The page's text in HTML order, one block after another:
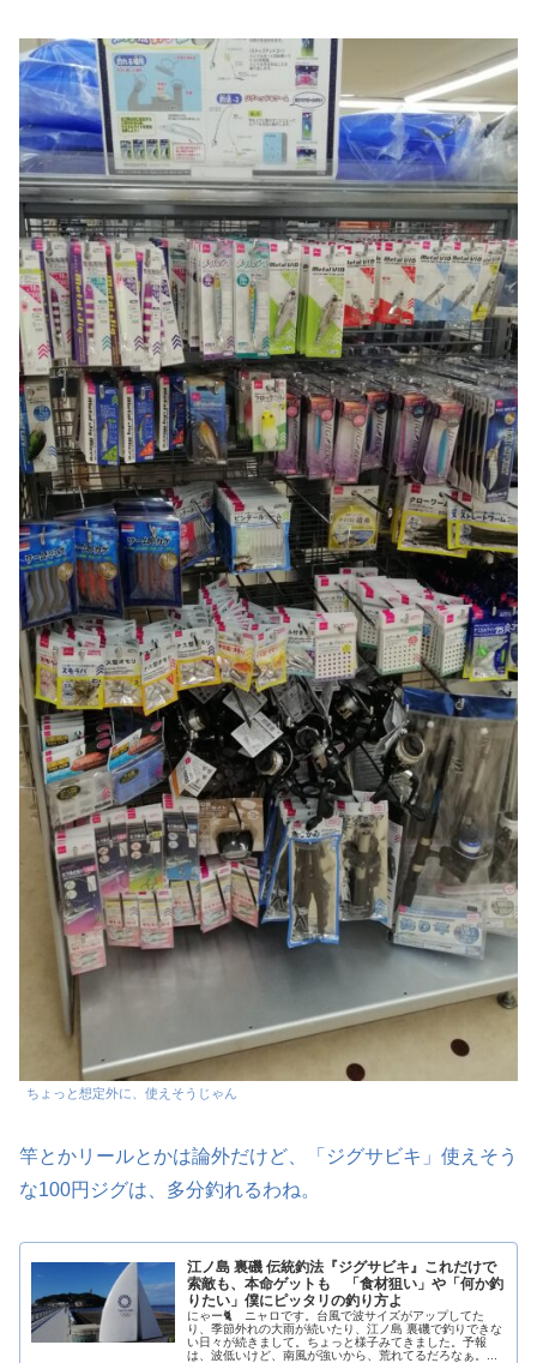
ちょっと想定外に、使えそうじゃん
竿とかリールとかは論外だけど、「ジグサビキ」使えそう
な100円ジグは、多分釣れるわね。
江ノ島 裏磯 伝統釣法『ジグサビキ』これだけで
索敵も、本命ゲットも 「食材狙い」や「何か釣
りたい」僕にピッタリの釣り方よ
にゃー🐈 ニャロです。台風で波サイズがアップしてた
り、季節外れの大雨が続いたり、江ノ島 裏磯で釣りできな
い日々が続きまして。ちょっと様子みてきました。予報
は、波低いけど、南風が強いから、荒れてるだろなぁ。...